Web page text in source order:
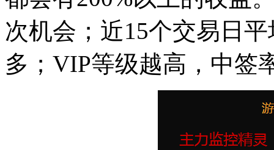
次机会；近15个交易日
多；VIP等级越高，中签